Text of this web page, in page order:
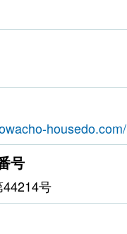
housedo.com/
号
号